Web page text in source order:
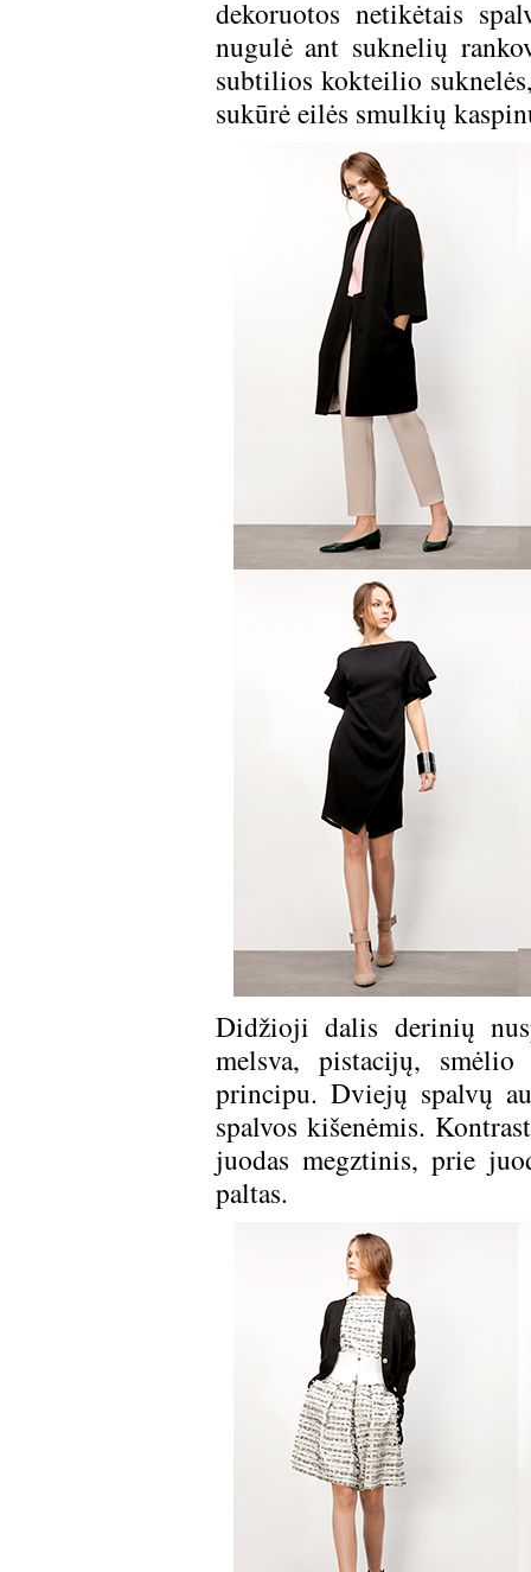
dekoruotos netikėtais
nugulė ant suknelių
subtilios kokteilio
sukūrė eilės smulkių
Didžioji dalis derinių
melsva, pistacijų,
principu. Dviejų spalvų
spalvos kišenėmis.
juodas megztinis, prie
paltas.